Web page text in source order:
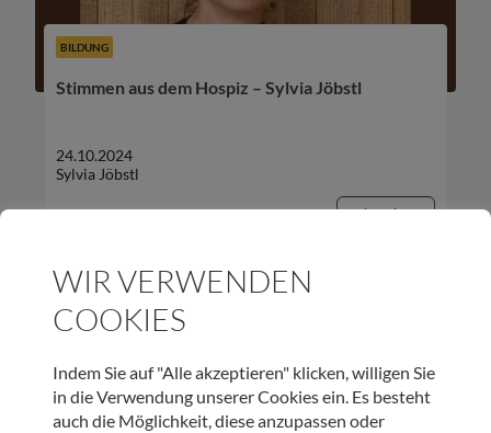
BILDUNG
Stimmen aus dem Hospiz – Sylvia Jöbstl
24.10.2024
Sylvia Jöbstl
Beitrag lesen
WIR VERWENDEN
COOKIES
Indem Sie auf "Alle akzeptieren" klicken, willigen Sie
in die Verwendung unserer Cookies ein. Es besteht
auch die Möglichkeit, diese anzupassen oder